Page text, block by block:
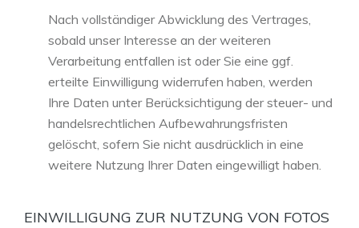
Nach vollständiger Abwicklung des Vertrages,
sobald unser Interesse an der weiteren
Verarbeitung entfallen ist oder Sie eine ggf.
erteilte Einwilligung widerrufen haben, werden
Ihre Daten unter Berücksichtigung der steuer- und
handelsrechtlichen Aufbewahrungsfristen
gelöscht, sofern Sie nicht ausdrücklich in eine
weitere Nutzung Ihrer Daten eingewilligt haben.
EINWILLIGUNG ZUR NUTZUNG VON FOTOS